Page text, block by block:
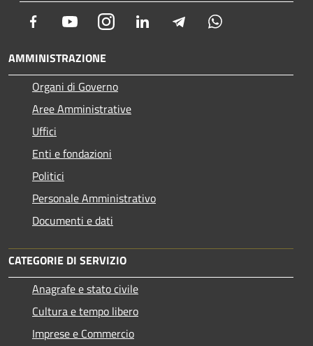
Facebook YoutubeInstagram LinkedIn Telegram
AMMINISTRAZIONE
Organi di Governo
Aree Amministrative
Uffici
Enti e fondazioni
Politici
Personale Amministrativo
Documenti e dati
CATEGORIE DI SERVIZIO
Anagrafe e stato civile
Cultura e tempo libero
Imprese e Commercio